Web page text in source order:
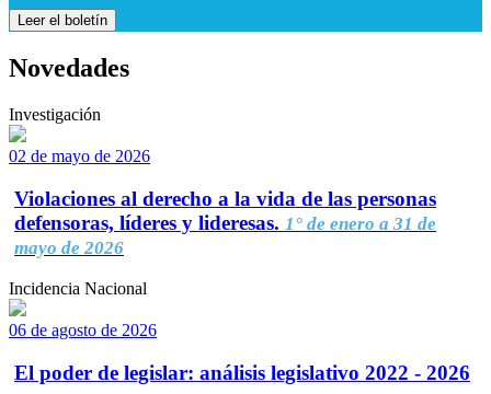
Leer el boletín
Novedades
Investigación
02 de mayo de 2026
Violaciones al derecho a la vida de las personas
defensoras, líderes y lideresas. 1° de enero a 31 de
mayo de 2026
Incidencia Nacional
06 de agosto de 2026
El poder de legislar: análisis legislativo 2022 - 2026